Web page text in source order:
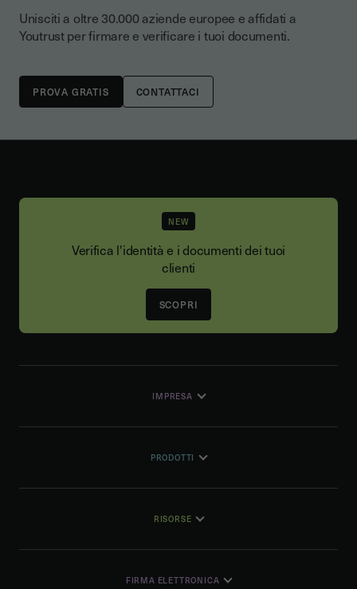
Unisciti a oltre 30.000 aziende europee e affidati a
Youtrust per firmare e verificare i tuoi documenti.
CONTATTACI
NEW
Verifica l'identità e i documenti dei tuoi
clienti
SCOPRI
IMPRESA
PRODOTTI
RISORSE
FIRMA ELETTRONICA